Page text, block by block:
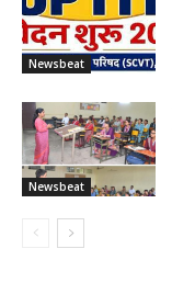
Newsbeat
Newsbeat